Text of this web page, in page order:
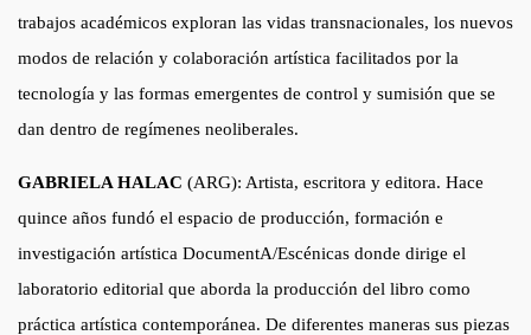
trabajos académicos exploran las vidas transnacionales, los nuevos
modos de relación y colaboración artística facilitados por la
tecnología y las formas emergentes de control y sumisión que se
dan dentro de regímenes neoliberales.
GABRIELA HALAC (ARG): Artista, escritora y editora. Hace
quince años fundó el espacio de producción, formación e
investigación artística DocumentA/Escénicas donde dirige el
laboratorio editorial que aborda la producción del libro como
práctica artística contemporánea. De diferentes maneras sus piezas